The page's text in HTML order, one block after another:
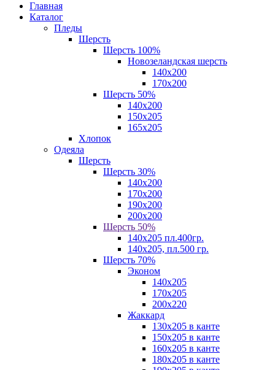
Главная
Каталог
Пледы
Шерсть
Шерсть 100%
Новозеландская шерсть
140х200
170x200
Шерсть 50%
140x200
150х205
165х205
Хлопок
Одеяла
Шерсть
Шерсть 30%
140х200
170х200
190х200
200х200
Шерсть 50%
140х205 пл.400гр.
140х205, пл.500 гр.
Шерсть 70%
Эконом
140х205
170х205
200х220
Жаккард
130х205 в канте
150х205 в канте
160х205 в канте
180х205 в канте